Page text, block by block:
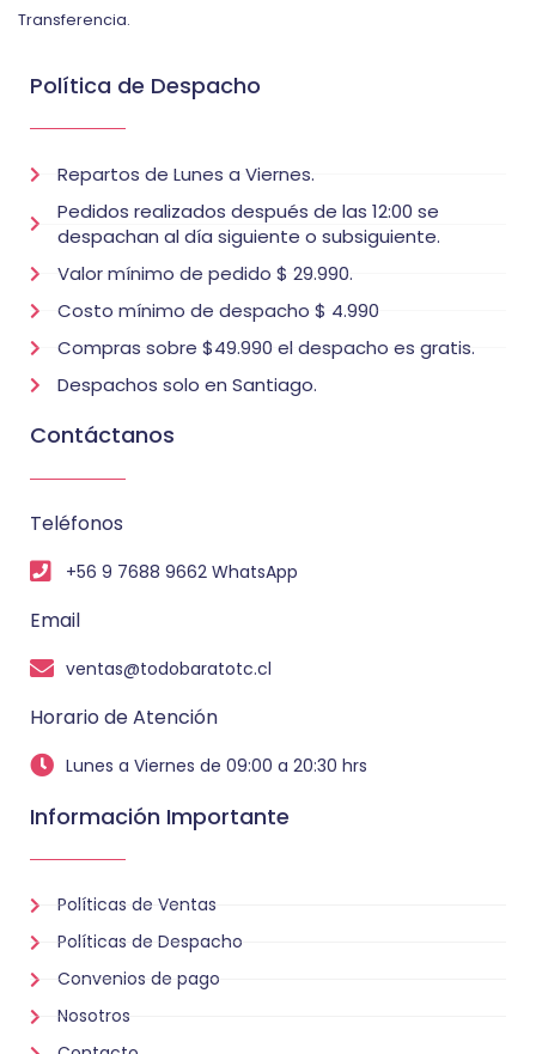
Transferencia.
Política de Despacho
Repartos de Lunes a Viernes.
Pedidos realizados después de las 12:00 se
despachan al día siguiente o subsiguiente.
Valor mínimo de pedido $ 29.990.
Costo mínimo de despacho $ 4.990
Compras sobre $49.990 el despacho es gratis.
Despachos solo en Santiago.
Contáctanos
Teléfonos
+56 9 7688 9662 WhatsApp
Email
ventas@todobaratotc.cl
Horario de Atención
Lunes a Viernes de 09:00 a 20:30 hrs
Información Importante
Políticas de Ventas
Políticas de Despacho
Convenios de pago
Nosotros